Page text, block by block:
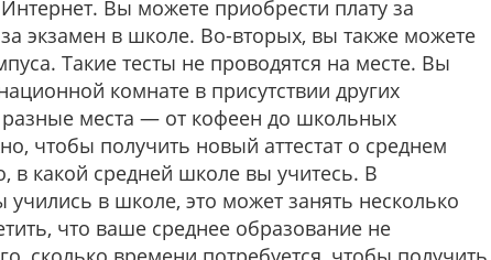
Вы можете приобрести плату за
экзамен в школе. Во-вторых, вы также можете
Такие тесты не проводятся на месте. Вы
комнате в присутствии других
разные места — от кофеен до школьных
чтобы получить новый аттестат о среднем
в какой средней школе вы учитесь. В
учились в школе, это может занять несколько
что ваше среднее образование не